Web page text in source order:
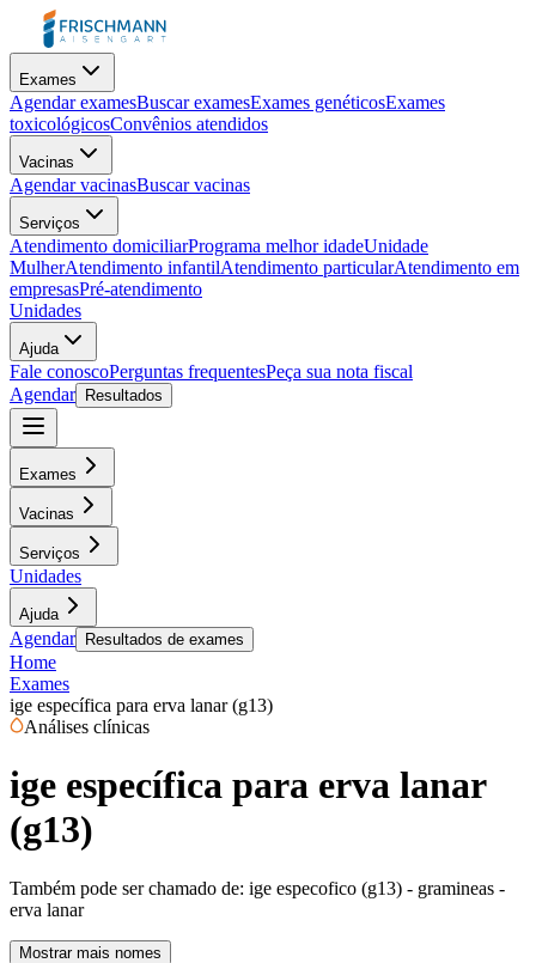
Exames
Agendar examesBuscar examesExames genéticosExames
toxicológicosConvênios atendidos
Vacinas
Agendar vacinasBuscar vacinas
Serviços
Atendimento domiciliarPrograma melhor idadeUnidade
MulherAtendimento infantilAtendimento particularAtendimento em
empresasPré-atendimento
Unidades
Ajuda
Fale conoscoPerguntas frequentesPeça sua nota fiscal
Agendar
Resultados
Exames
Vacinas
Serviços
Unidades
Ajuda
Agendar Resultados de exames
Home
Exames
ige específica para erva lanar (g13)
Análises clínicas
ige específica para erva lanar
(g13)
Também pode ser chamado de: ige especofico (g13) - gramineas -
erva lanar
Mostrar mais nomes